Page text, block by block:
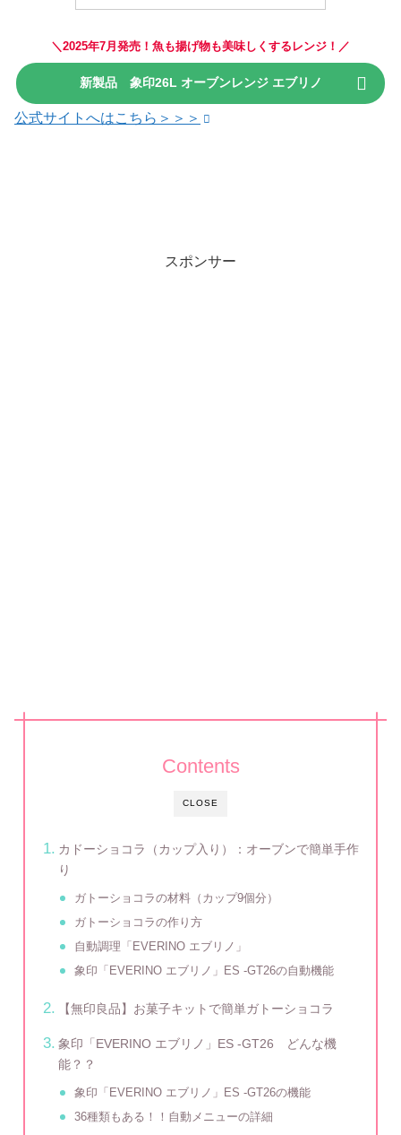
＼2025年7月発売！魚も揚げ物も美味しくするレンジ！／
新製品 象印26L オーブンレンジ エブリノ
公式サイトへはこちら＞＞＞
スポンサー
CLOSE
Contents
カドーショコラ（カップ入り）：オーブンで簡単手作
り
ガトーショコラの材料（カップ9個分）
ガトーショコラの作り方
自動調理「EVERINO エブリノ」
象印「EVERINO エブリノ」ES -GT26の自動機能
【無印良品】お菓子キットで簡単ガトーショコラ
象印「EVERINO エブリノ」ES -GT26 どんな機
能？？
象印「EVERINO エブリノ」ES -GT26の機能
36種類もある！！自動メニューの詳細